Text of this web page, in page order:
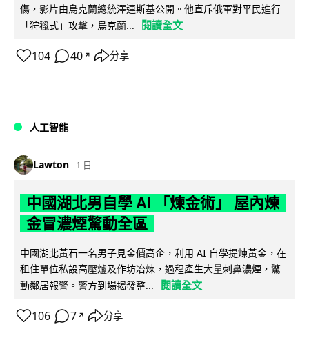
傷，影片由烏克蘭總統澤連斯基公開。他直斥俄軍對平民進行
「狩獵式」攻擊，烏克蘭...
閱讀全文
104 40 ↗ 分享
人工智能
Lawton 1 日
中國湖北男自學 AI 「煉金術」 屋內煉
金冒濃煙驚動全區
中國湖北黃石一名男子見金價高企，利用 AI 自學提煉黃金，在
租住單位私設高壓爐及作坊冶煉，過程產生大量刺鼻濃煙，驚
動鄰居報警。警方到場揭發整...
閱讀全文
106 7 ↗ 分享